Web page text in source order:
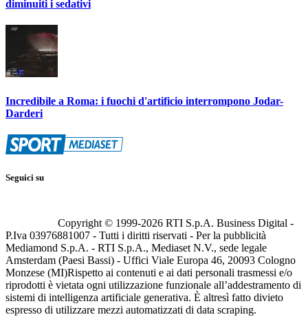
diminuiti i sedativi
Incredibile a Roma: i fuochi d'artificio interrompono Jodar-
Darderi
Seguici su
Copyright © 1999-2026 RTI S.p.A. Business Digital -
P.Iva 03976881007 - Tutti i diritti riservati - Per la pubblicità
Mediamond S.p.A. - RTI S.p.A., Mediaset N.V., sede legale
Amsterdam (Paesi Bassi) - Uffici Viale Europa 46, 20093 Cologno
Monzese (MI)Rispetto ai contenuti e ai dati personali trasmessi e/o
riprodotti è vietata ogni utilizzazione funzionale all’addestramento di
sistemi di intelligenza artificiale generativa. È altresì fatto divieto
espresso di utilizzare mezzi automatizzati di data scraping.